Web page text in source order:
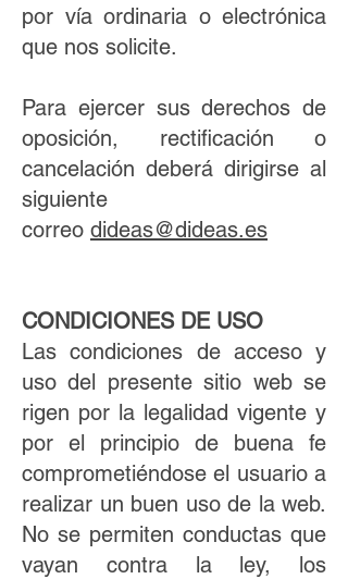
por vía ordinaria o electrónica
que nos solicite.
Para ejercer sus derechos de
oposición, rectificación o
cancelación deberá dirigirse al
siguiente
correo dideas@dideas.es
CONDICIONES DE USO
Las condiciones de acceso y
uso del presente sitio web se
rigen por la legalidad vigente y
por el principio de buena fe
comprometiéndose el usuario a
realizar un buen uso de la web.
No se permiten conductas que
vayan contra la ley, los